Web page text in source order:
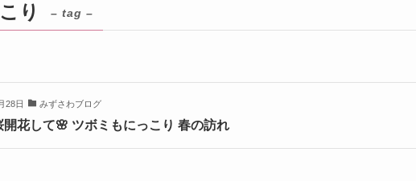
り – tag –
28日 みずさわブログ
開花して🌸 ツボミもにっこり 春の訪れ